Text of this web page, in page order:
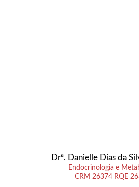
Drª. Danielle Dias da
Endocrinologia e
CRM 26374 RQE